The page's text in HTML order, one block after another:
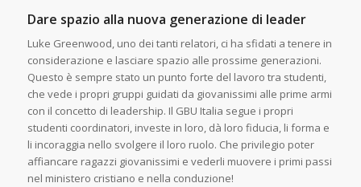
Dare spazio alla nuova generazione di leader
Luke Greenwood, uno dei tanti relatori, ci ha sfidati a tenere in
considerazione e lasciare spazio alle prossime generazioni.
Questo è sempre stato un punto forte del lavoro tra studenti,
che vede i propri gruppi guidati da giovanissimi alle prime armi
con il concetto di leadership. Il GBU Italia segue i propri
studenti coordinatori, investe in loro, dà loro fiducia, li forma e
li incoraggia nello svolgere il loro ruolo. Che privilegio poter
affiancare ragazzi giovanissimi e vederli muovere i primi passi
nel ministero cristiano e nella conduzione!